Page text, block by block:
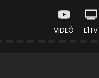
VIDEÓ E1TV